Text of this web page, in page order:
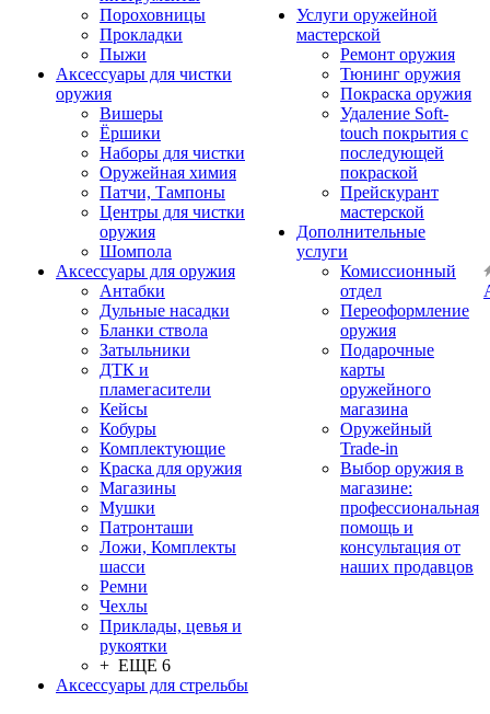
Пороховницы
Прокладки
Пыжи
Аксессуары для чистки
оружия
Вишеры
Ёршики
Наборы для чистки
Оружейная химия
Патчи, Тампоны
Центры для чистки
оружия
Шомпола
Аксессуары для оружия
Антабки
Дульные насадки
Бланки ствола
Затыльники
ДТК и
пламегасители
Кейсы
Кобуры
Комплектующие
Краска для оружия
Магазины
Мушки
Патронташи
Ложи, Комплекты
шасси
Ремни
Чехлы
Приклады, цевья и
рукоятки
+ ЕЩЕ 6
Аксессуары для стрельбы
Услуги оружейной
мастерской
Ремонт оружия
Тюнинг оружия
Покраска оружия
Удаление Soft-
touch покрытия с
последующей
покраской
Прейскурант
мастерской
Дополнительные
услуги
Комиссионный
отдел
Переоформление
оружия
Подарочные
карты
оружейного
магазина
Оружейный
Trade-in
Выбор оружия в
магазине:
профессиональная
помощь и
консультация от
наших продавцов